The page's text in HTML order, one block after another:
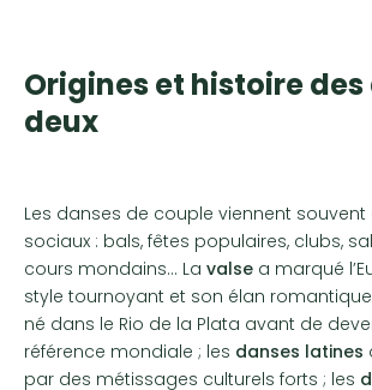
Origines et histoire des
deux
Les danses de couple viennent
sociaux : bals, fêtes populaires, clubs,
cours mondains… La valse a marqué
style tournoyant et son élan romantique
né dans le Rio de la Plata avant de
référence mondiale ; les danses latines
par des métissages culturels forts ; les